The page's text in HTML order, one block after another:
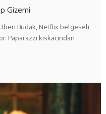
Gizemi
Budak, Netflix belgeseli
Paparazzi kıskacından